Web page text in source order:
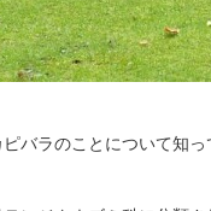
バラのことについて知っ